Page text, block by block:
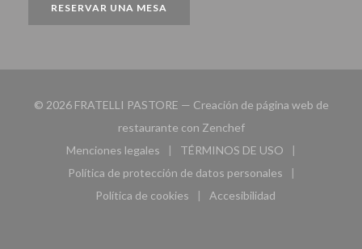
RESERVAR UNA MESA
© 2026 FRATELLI PASTORE — Creación de página web de
restaurante con Zenchef((abre en una nueva
Menciones legales
((abre en una nueva ventana))
TÉRMINOS DE USO
((abre en una nueva
Política de protección de datos personales
((abre en una nueva ventana))
Política de cookies
((abre en una nueva ventana))
Accesibilidad